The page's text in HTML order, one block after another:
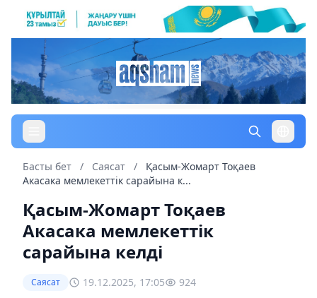
Басты бет / Саясат /
Қасым-Жомарт Тоқаев
Акасака мемлекеттік сарайына к...
Қасым-Жомарт Тоқаев
Акасака мемлекеттік
сарайына келді
Саясат 19.12.2025, 17:05 924